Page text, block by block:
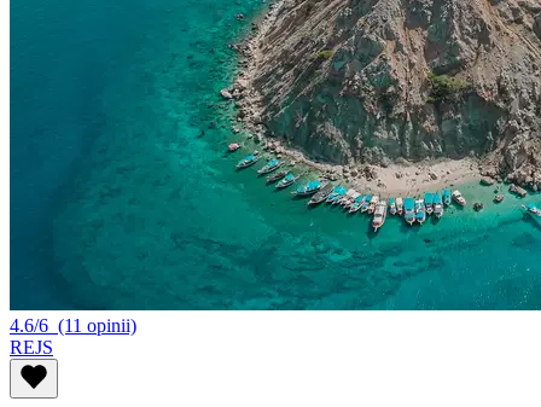
4.6/6 (11 opinii)
REJS